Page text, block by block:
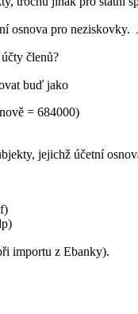
osnova pro
členů?
buď jako
= 684000)
jejichž účetní
importu z Ebanky).